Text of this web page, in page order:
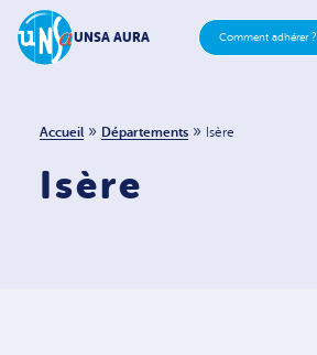
UNSA AURA Comment adhérer ?
Accueil » Départements » Isère
Isère